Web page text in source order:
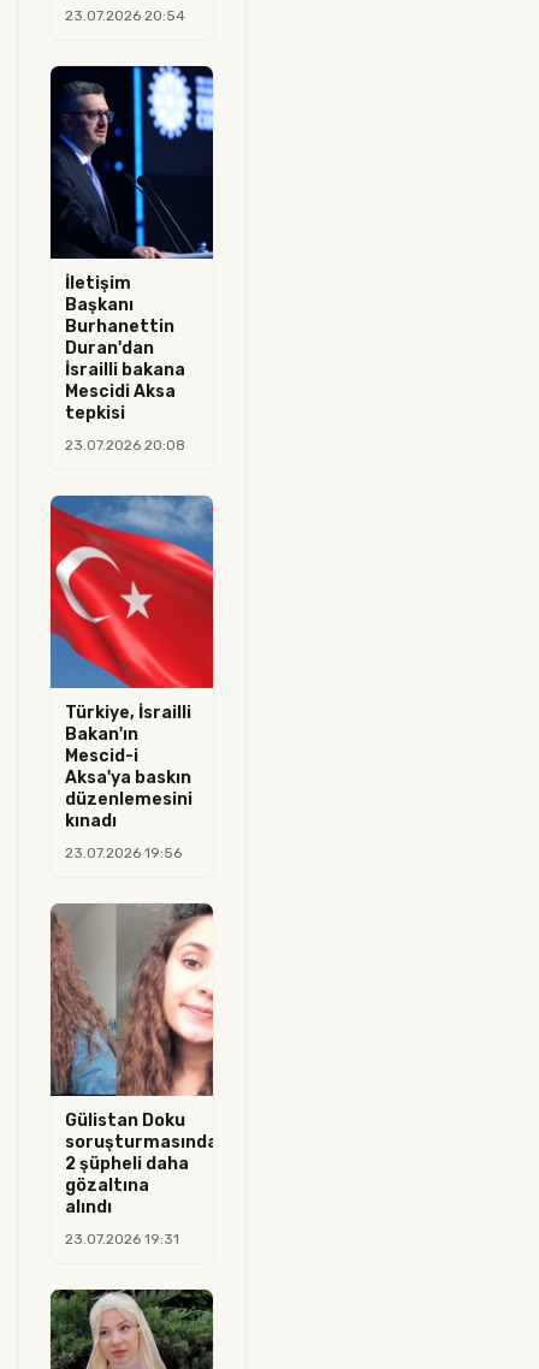
23.07.2026 20:54
İletişim
Başkanı
Burhanettin
Duran'dan
İsrailli bakana
Mescidi Aksa
tepkisi
23.07.2026 20:08
Türkiye, İsrailli
Bakan'ın
Mescid-i
Aksa'ya baskın
düzenlemesini
kınadı
23.07.2026 19:56
Gülistan Doku
soruşturmasında
2 şüpheli daha
gözaltına
alındı
23.07.2026 19:31